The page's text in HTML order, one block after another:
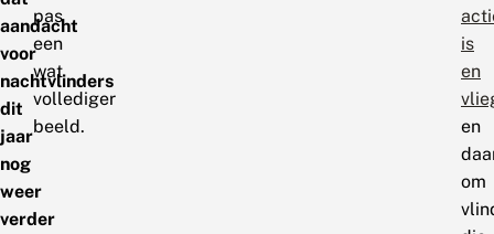
aandacht
voor
nachtvlinders
dit
jaar
nog
weer
verder
pas
een
wat
vollediger
beeld.
is
en
en
om